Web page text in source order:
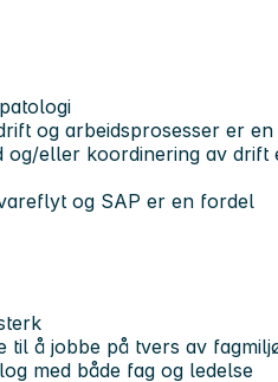
og arbeidsprosesser er
og/eller koordinering av drift
og SAP er en fordel
til å jobbe på tvers av
med både fag og ledelse